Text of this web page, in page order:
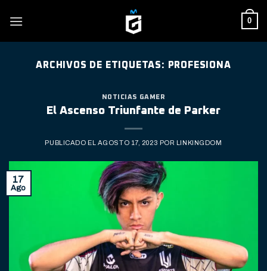
0
ARCHIVOS DE ETIQUETAS: PROFESIONA
NOTICIAS GAMER
El Ascenso Triunfante de Parker
PUBLICADO EL AGOSTO 17, 2023 POR LINKINGDOM
17
Ago